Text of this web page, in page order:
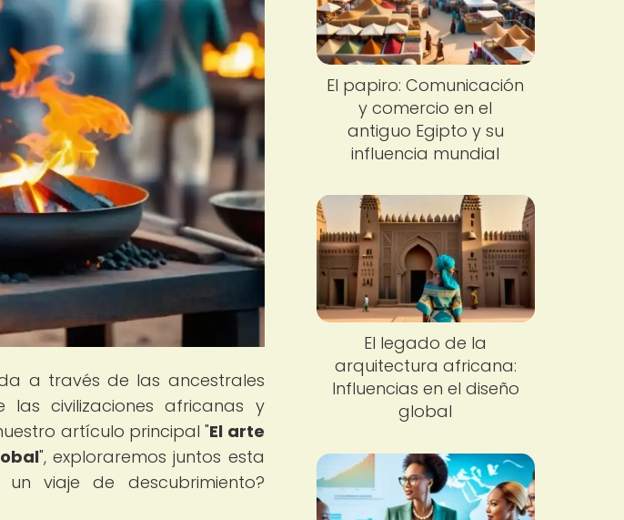
a través de las ancestrales
civilizaciones africanas y
artículo principal "El arte
", exploraremos juntos esta
viaje de descubrimiento?
El papiro: Comunicación
y comercio en el
antiguo Egipto y su
influencia mundial
El legado de la
arquitectura africana:
Influencias en el diseño
global